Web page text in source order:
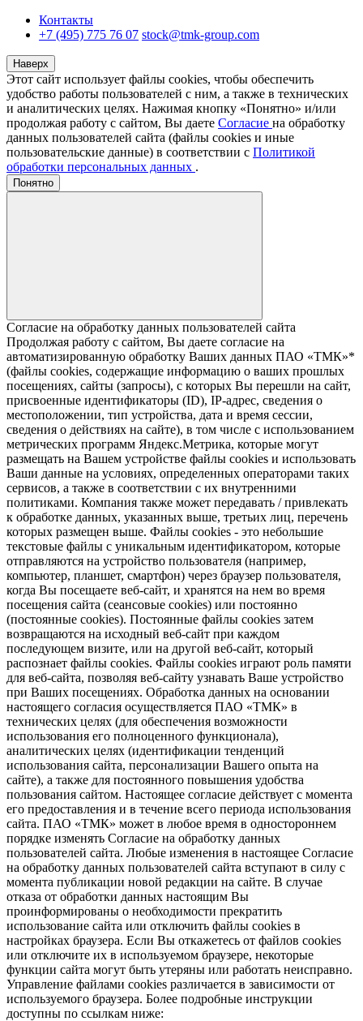
Контакты
+7 (495) 775 76 07 stock@tmk-group.com
Наверх
Этот сайт использует файлы cookies, чтобы обеспечить
удобство работы пользователей с ним, а также в технических
и аналитических целях. Нажимая кнопку «Понятно» и/или
продолжая работу с сайтом, Вы даете Согласие на обработку
данных пользователей сайта (файлы cookies и иные
пользовательские данные) в соответствии с Политикой
обработки персональных данных .
Понятно
Согласие на обработку данных пользователей сайта
Продолжая работу с сайтом, Вы даете согласие на
автоматизированную обработку Ваших данных ПАО «ТМК»*
(файлы cookies, содержащие информацию о ваших прошлых
посещениях, сайты (запросы), с которых Вы перешли на сайт,
присвоенные идентификаторы (ID), IP-адрес, сведения о
местоположении, тип устройства, дата и время сессии,
сведения о действиях на сайте), в том числе с использованием
метрических программ Яндекс.Метрика, которые могут
размещать на Вашем устройстве файлы cookies и использовать
Ваши данные на условиях, определенных операторами таких
сервисов, а также в соответствии с их внутренними
политиками. Компания также может передавать / привлекать
к обработке данных, указанных выше, третьих лиц, перечень
которых размещен выше. Файлы cookies - это небольшие
текстовые файлы с уникальным идентификатором, которые
отправляются на устройство пользователя (например,
компьютер, планшет, смартфон) через браузер пользователя,
когда Вы посещаете веб-сайт, и хранятся на нем во время
посещения сайта (сеансовые cookies) или постоянно
(постоянные cookies). Постоянные файлы cookies затем
возвращаются на исходный веб-сайт при каждом
последующем визите, или на другой веб-сайт, который
распознает файлы cookies. Файлы cookies играют роль памяти
для веб-сайта, позволяя веб-сайту узнавать Ваше устройство
при Ваших посещениях. Обработка данных на основании
настоящего согласия осуществляется ПАО «ТМК» в
технических целях (для обеспечения возможности
использования его полноценного функционала),
аналитических целях (идентификации тенденций
использования сайта, персонализации Вашего опыта на
сайте), а также для постоянного повышения удобства
пользования сайтом. Настоящее согласие действует с момента
его предоставления и в течение всего периода использования
сайта. ПАО «ТМК» может в любое время в одностороннем
порядке изменять Согласие на обработку данных
пользователей сайта. Любые изменения в настоящее Согласие
на обработку данных пользователей сайта вступают в силу с
момента публикации новой редакции на сайте. В случае
отказа от обработки данных настоящим Вы
проинформированы о необходимости прекратить
использование сайта или отключить файлы cookies в
настройках браузера. Если Вы откажетесь от файлов cookies
или отключите их в используемом браузере, некоторые
функции сайта могут быть утеряны или работать неисправно.
Управление файлами cookies различается в зависимости от
используемого браузера. Более подробные инструкции
доступны по ссылкам ниже: